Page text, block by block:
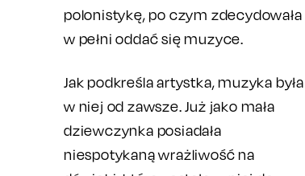
polonistykę, po czym zdecydowała
w pełni oddać się muzyce.
Jak podkreśla artystka, muzyka była
w niej od zawsze. Już jako mała
dziewczynka posiadała
niespotykaną wrażliwość na